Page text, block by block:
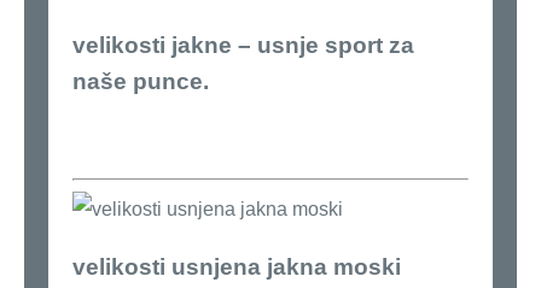
velikosti jakne – usnje sport za
naše punce.
velikosti usnjena jakna moski